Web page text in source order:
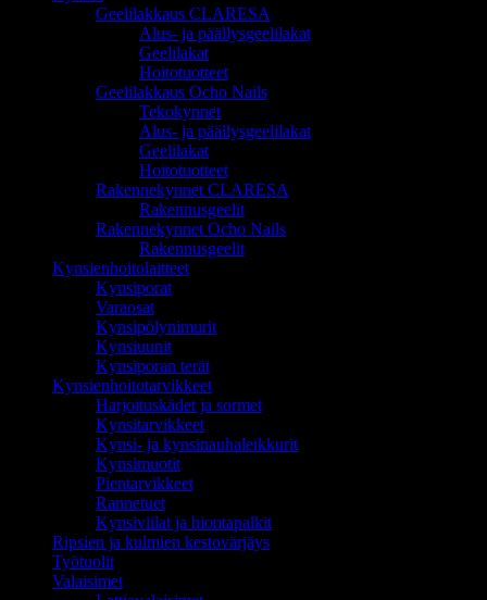
Geelilakkaus CLARESA
Alus- ja päällysgeelilakat
Geelilakat
Hoitotuotteet
Geelilakkaus Ocho Nails
Tekokynnet
Alus- ja päällysgeelilakat
Geelilakat
Hoitotuotteet
Rakennekynnet CLARESA
Rakennusgeelit
Rakennekynnet Ocho Nails
Rakennusgeelit
Kynsienhoitolaitteet
Kynsiporat
Varaosat
Kynsipölynimurit
Kynsiuunit
Kynsiporan terät
Kynsienhoitotarvikkeet
Harjoituskädet ja sormet
Kynsitarvikkeet
Kynsi- ja kynsinauhaleikkurit
Kynsimuotit
Pientarvikkeet
Rannetuet
Kynsiviilat ja hiontapalkit
Ripsien ja kulmien kestovärjäys
Työtuolit
Valaisimet